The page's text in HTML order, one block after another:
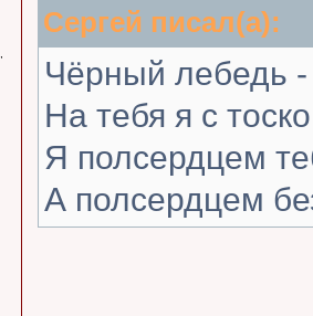
Сергей писал(а):
Чёрный лебедь
На тебя я с
Я полсердцем
А полсердцем